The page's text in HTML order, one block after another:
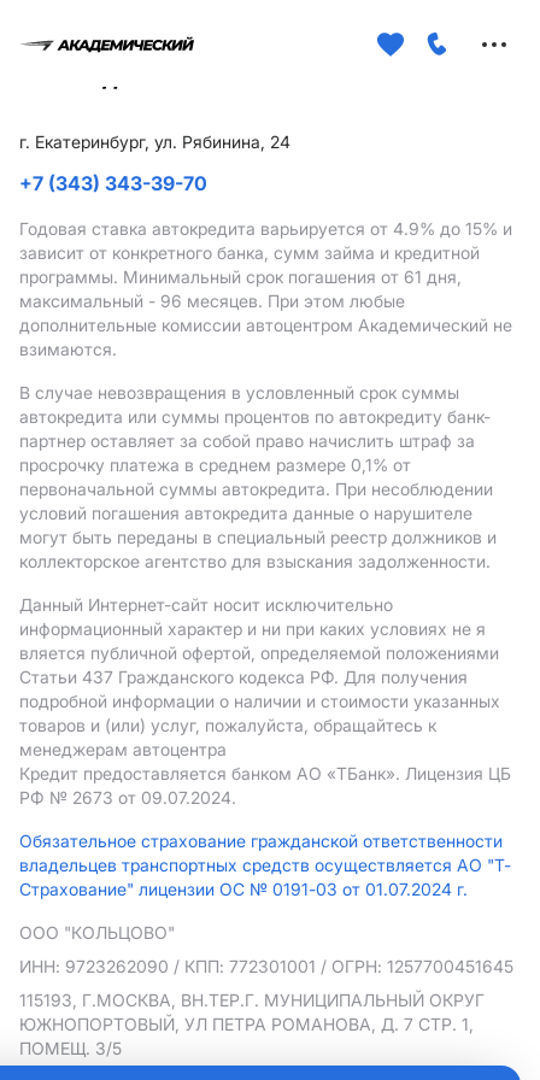
г. Екатеринбург, ул. Рябинина, 24
+7 (343) 343-39-70
Годовая ставка автокредита варьируется от 4.9% до 15% и
зависит от конкретного банка, сумм займа и кредитной
программы. Минимальный срок погашения от 61 дня,
максимальный - 96 месяцев. При этом любые
дополнительные комиссии автоцентром Академический не
взимаются.
В случае невозвращения в условленный срок суммы
автокредита или суммы процентов по автокредиту банк-
партнер оставляет за собой право начислить штраф за
просрочку платежа в среднем размере 0,1% от
первоначальной суммы автокредита. При несоблюдении
условий погашения автокредита данные о нарушителе
могут быть переданы в специальный реестр должников и
коллекторское агентство для взыскания задолженности.
Данный Интернет-сайт носит исключительно
информационный характер и ни при каких условиях не я
вляется публичной офертой, определяемой положениями
Статьи 437 Гражданского кодекса РФ. Для получения
подробной информации о наличии и стоимости указанных
товаров и (или) услуг, пожалуйста, обращайтесь к
менеджерам автоцентра
Кредит предоставляется банком АO «ТБанк». Лицензия ЦБ
РФ № 2673 от 09.07.2024.
Обязательное страхование гражданской ответственности
владельцев транспортных средств осуществляется АО "Т-
Страхование" лицензии ОС № 0191-03 от 01.07.2024 г.
ООО "КОЛЬЦОВО"
ИНН: 9723262090 / КПП: 772301001 / ОГРН: 1257700451645
115193, Г.МОСКВА, ВН.ТЕР.Г. МУНИЦИПАЛЬНЫЙ ОКРУГ
ЮЖНОПОРТОВЫЙ, УЛ ПЕТРА РОМАНОВА, Д. 7 СТР. 1,
ПОМЕЩ. 3/5